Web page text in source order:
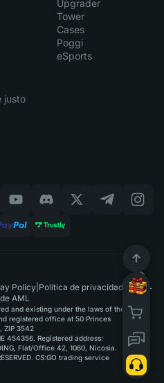
Upgrader
Tower
Cases
Poggi
eSports
justo
Policy Política de privacidade |
AML
and existing under the laws of the
registered office at 50 Princes
ZIP 3542
454356. Registered address:
Flat/Office 42, 1060, Nicosia.
CS:GO trading service